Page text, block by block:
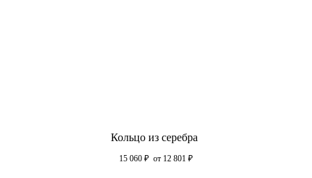
Кольцо из серебра
15 060 ₽ от 12 801 ₽